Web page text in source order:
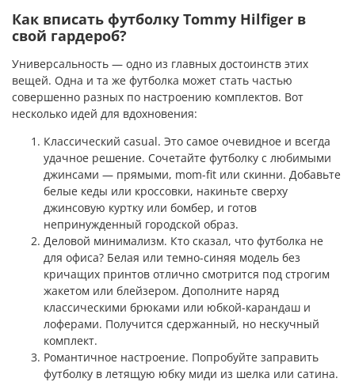
Как вписать футболку Tommy Hilfiger в
свой гардероб?
Универсальность — одно из главных достоинств этих
вещей. Одна и та же футболка может стать частью
совершенно разных по настроению комплектов. Вот
несколько идей для вдохновения:
Классический casual. Это самое очевидное и всегда
удачное решение. Сочетайте футболку с любимыми
джинсами — прямыми, mom-fit или скинни. Добавьте
белые кеды или кроссовки, накиньте сверху
джинсовую куртку или бомбер, и готов
непринужденный городской образ.
Деловой минимализм. Кто сказал, что футболка не
для офиса? Белая или темно-синяя модель без
кричащих принтов отлично смотрится под строгим
жакетом или блейзером. Дополните наряд
классическими брюками или юбкой-карандаш и
лоферами. Получится сдержанный, но нескучный
комплект.
Романтичное настроение. Попробуйте заправить
футболку в летящую юбку миди из шелка или сатина.